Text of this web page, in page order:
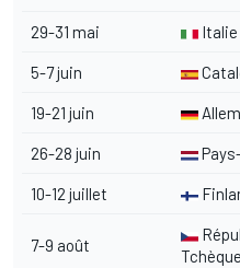
29-31 mai Italie
5-7 juin
19-21 juin
26-28 juin
10-12 juillet
7-9 août
Tchèque